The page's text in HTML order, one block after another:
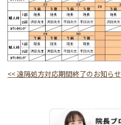
<<遠隔処方対応期間終了のお知らせ